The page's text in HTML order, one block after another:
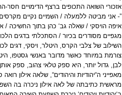
”- אני מביטה ללמעלה / השמיים נקיים
איפה הויסקי / שאלה גב‘ כהן בתוך
מגפיים מסודרים בכיור / הסתכלתי בדגים
השילוב של צלבי הקרס, היטלר, ויסקי, דגים
צורמת במיוחד כאשר מדובר באנשי גסטפו,
לבן, גדול יותר, היא ספק טלאי צהוב, ספק אותן ביצות הנזכרות
מאפייני ה“יהודיות והיהודים“, שלאה אילון
מראשית כתיבתה של לאה אילון ניכרה בה